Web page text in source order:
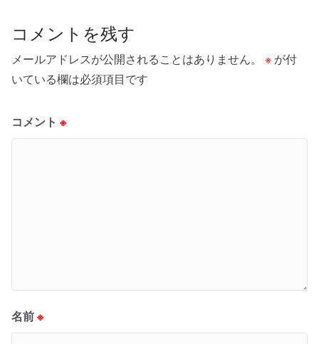
コメントを残す
メールアドレスが公開されることはありません。 ※ が付
いている欄は必須項目です
コメント ※
名前 ※